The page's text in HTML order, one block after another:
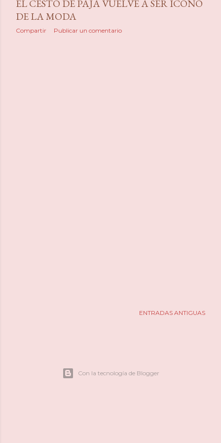
EL CESTO DE PAJA VUELVE A SER ICONO
DE LA MODA
Compartir Publicar un comentario
ENTRADAS ANTIGUAS
Con la tecnología de Blogger